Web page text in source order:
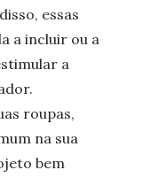
essas
a incluir ou a
a
roupas,
na sua
bem